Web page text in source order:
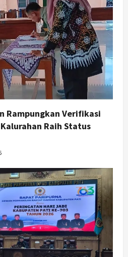
Rampungkan Verifikasi
Raih Status